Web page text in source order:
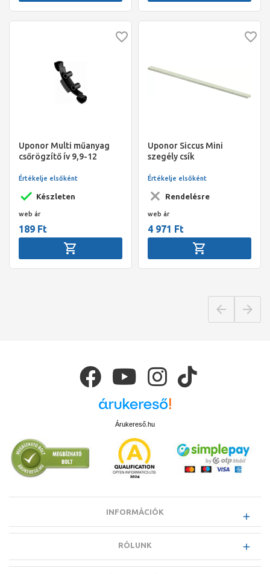
Uponor Multi műanyag
csőrögzítő ív 9,9-12
Készleten
Értékelje elsőként
web ár
189 Ft
Uponor Siccus Mini
szegély csík
Rendelésre
Értékelje elsőként
web ár
4 971 Ft
Árukereső.hu
INFORMÁCIÓK
RÓLUNK